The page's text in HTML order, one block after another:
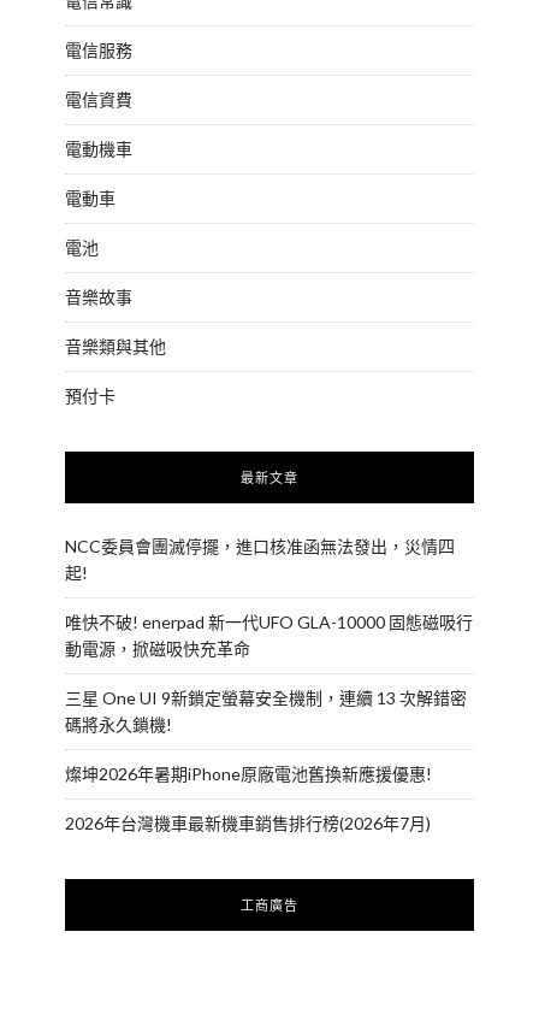
電信服務
電信資費
電動機車
電動車
電池
音樂故事
音樂類與其他
預付卡
最新文章
NCC委員會團滅停擺，進口核准函無法發出，災情四
起!
唯快不破! enerpad 新一代UFO GLA-10000 固態磁吸行
動電源，掀磁吸快充革命
三星 One UI 9新鎖定螢幕安全機制，連續 13 次解錯密
碼將永久鎖機!
燦坤2026年暑期iPhone原廠電池舊換新應援優惠!
2026年台灣機車最新機車銷售排行榜(2026年7月)
工商廣告